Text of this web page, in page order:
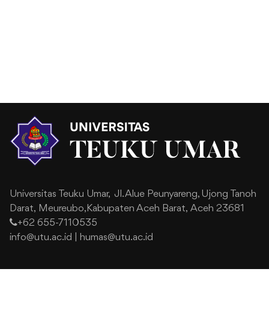
Universitas Teuku Umar, Jl. Alue Peunyareng, Ujong Tanoh
Darat, Meureubo,Kabupaten Aceh Barat, Aceh 23681
+62 655-7110535
info@utu.ac.id
humas@utu.ac.id